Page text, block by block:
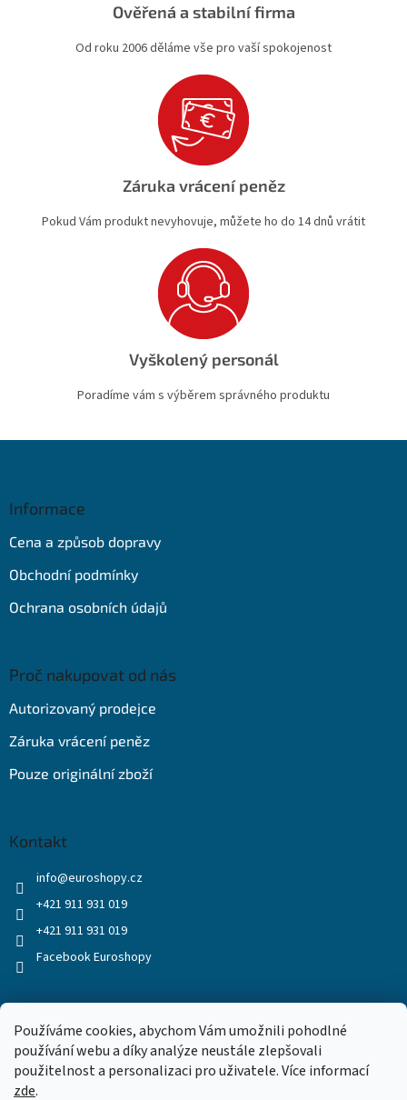
Používáme cookies, abychom Vám umožnili pohodlné
používání webu a díky analýze neustále zlepšovali
použitelnost a personalizaci pro uživatele. Více informací
zde.
Ověřená a stabilní firma
Od roku 2006 děláme vše pro vaší spokojenost
Záruka vrácení peněz
Pokud Vám produkt nevyhovuje, můžete ho do 14 dnů vrátit
Vyškolený personál
Poradíme vám s výběrem správného produktu
Informace
Cena a způsob dopravy
Obchodní podmínky
Ochrana osobních údajů
Proč nakupovat od nás
Autorizovaný prodejce
Záruka vrácení peněz
Pouze originální zboží
Kontakt
info@euroshopy.cz
+421 911 931 019
+421 911 931 019
Facebook Euroshopy